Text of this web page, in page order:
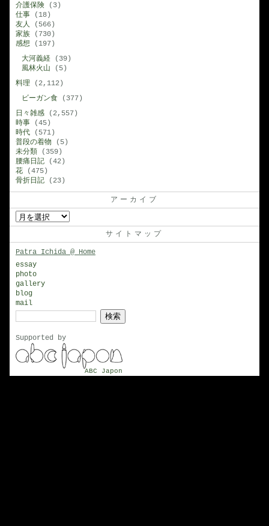
介護保険 (3)
仕事 (18)
友人 (566)
家族 (730)
感想 (197)
大河義経 (39)
風林火山 (5)
料理 (2,112)
ビーガン食 (377)
日々雑感 (2,557)
時事 (45)
時代 (571)
普段の着物 (5)
未分類 (359)
腰痛日記 (42)
花 (475)
骨折日記 (23)
アーカイブ
イ
サイトマップ
Patra Ichida @ Home
essay
photo
gallery
blog
mail
Supported by
ABC Japon